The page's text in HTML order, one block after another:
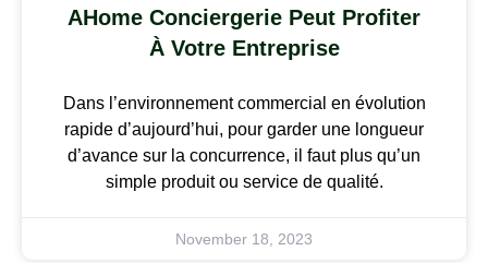
AHome Conciergerie Peut Profiter
À Votre Entreprise
Dans l’environnement commercial en évolution
rapide d’aujourd’hui, pour garder une longueur
d’avance sur la concurrence, il faut plus qu’un
simple produit ou service de qualité.
November 18, 2023